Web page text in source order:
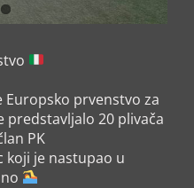
Europsko prvenstvo za
predstavljalo 20 plivača
PK
koji je nastupao u